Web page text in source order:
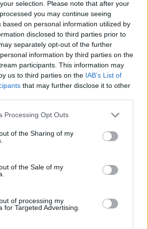
selection. Please note that after your
you may continue seeing
based on personal information utilized by
disclosed to third parties prior to
separately opt-out of the further
information by third parties on the
participants. This information may
us to third parties on the IAB’s List of
that may further disclose it to other
website/app uses one or more Google
or usage behaviour. You may click to
to Google and its third-party tags to
specified purposes in below Google
Processing Opt Outs
of the Sharing of my
of the Sale of my
of processing my
for Targeted Advertising.